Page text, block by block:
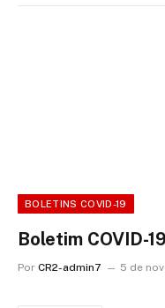
BOLETINS COVID-19
Boletim COVID-
Por CR2-admin7 5 de